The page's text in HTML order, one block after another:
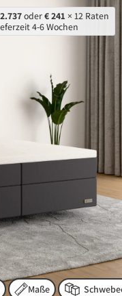
oder€ 241 × 12 Raten
4-6 Wochen
Maße